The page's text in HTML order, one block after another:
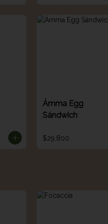
Ámma Egg
Sándwich
$29.800